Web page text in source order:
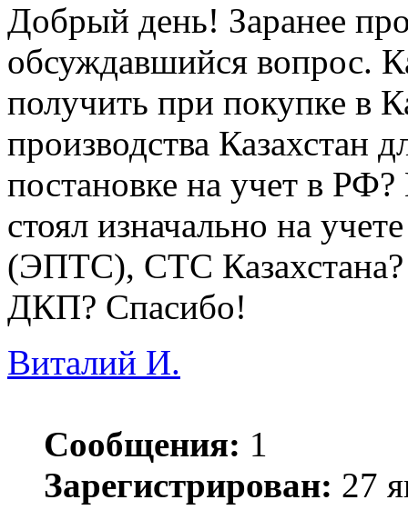
Добрый день! Заранее
обсуждавшийся вопрос.
получить при покупке в
производства
постановке на учет в
стоял изначально на
(ЭПТС), СТС
ДКП? Спасибо!
Виталий И.
Сообщения: 1
Зарегистрирован: 27